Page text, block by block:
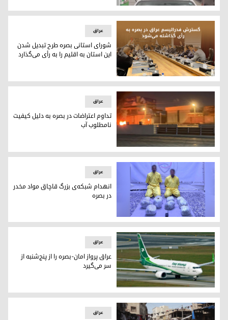
بحران سوخت در بصره؛ اعتصاب کارکنان نفتی صف‌های طولانی
شورای استانی بصره طرح تبدیل شدن این استان به اقلیم را بە
عراق
شورای استانی بصره طرح تبدیل شدن
این استان به اقلیم را بە رأی می‌گذارد
تداوم اعتراضات در بصره به دلیل کیفیت نامطلوب آب
عراق
تداوم اعتراضات در بصره به دلیل کیفیت
نامطلوب آب
انهدام شبکه‌ی بزرگ قاچاق مواد مخدر در بصره
عراق
انهدام شبکه‌ی بزرگ قاچاق مواد مخدر
در بصره
عراق پرواز امان-بصره را از پنج‌شنبه از سر می‌گیرد
عراق
عراق پرواز امان-بصره را از پنج‌شنبه از
سر می‌گیرد
عراق